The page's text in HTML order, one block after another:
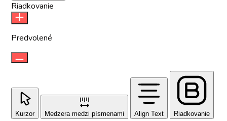
Riadkovanie
Predvolené
Kurzor Medzera medzi písmenami Align Text Riadkovanie